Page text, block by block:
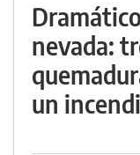
nevada:
un